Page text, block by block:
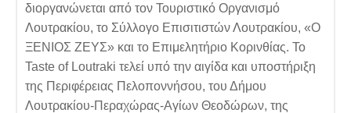
διοργανώνεται από τον Τουριστικό Οργανισμό
Λουτρακίου, το Σύλλογο Επισιτιστών Λουτρακίου, «Ο
ΞΕΝΙΟΣ ΖΕΥΣ» και το Επιμελητήριο Κορινθίας. Το
Taste of Loutraki τελεί υπό την αιγίδα και υποστήριξη
της Περιφέρειας Πελοποννήσου, του Δήμου
Λουτρακίου-Περαχώρας-Αγίων Θεοδώρων, της